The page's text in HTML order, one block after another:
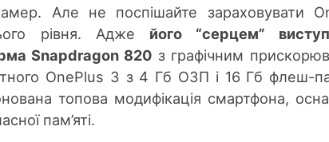
Але не поспішайте зараховувати
рівня. Адже його “серцем”
Snapdragon 820 з графічним
OnePlus 3 з 4 Гб ОЗП і 16 Гб флеш-
топова модифікація смартфона,
пам’яті.